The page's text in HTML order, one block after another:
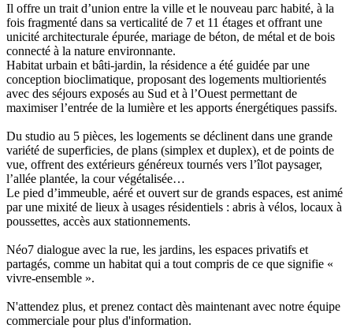
Il offre un trait d’union entre la ville et le nouveau parc habité, à la
fois fragmenté dans sa verticalité de 7 et 11 étages et offrant une
unicité architecturale épurée, mariage de béton, de métal et de bois
connecté à la nature environnante.
Habitat urbain et bâti-jardin, la résidence a été guidée par une
conception bioclimatique, proposant des logements multiorientés
avec des séjours exposés au Sud et à l’Ouest permettant de
maximiser l’entrée de la lumière et les apports énergétiques passifs.
Du studio au 5 pièces, les logements se déclinent dans une grande
variété de superficies, de plans (simplex et duplex), et de points de
vue, offrent des extérieurs généreux tournés vers l’îlot paysager,
l’allée plantée, la cour végétalisée…
Le pied d’immeuble, aéré et ouvert sur de grands espaces, est animé
par une mixité de lieux à usages résidentiels : abris à vélos, locaux à
poussettes, accès aux stationnements.
Néo7 dialogue avec la rue, les jardins, les espaces privatifs et
partagés, comme un habitat qui a tout compris de ce que signifie «
vivre-ensemble ».
N'attendez plus, et prenez contact dès maintenant avec notre équipe
commerciale pour plus d'information.